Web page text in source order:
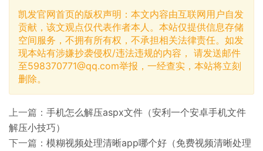
凯发官网首页的版权声明：本文内容由互联网用户自发
贡献，该文观点仅代表作者本人。本站仅提供信息存储
空间服务，不拥有所有权，不承担相关法律责任。如发
现本站有涉嫌抄袭侵权/违法违规的内容， 请发送邮件
至598370771@qq.com举报，一经查实，本站将立刻
删除。
上一篇： 手机怎么解压aspx文件（安利一个安卓手机文件
解压小技巧）
下一篇： 模糊视频处理清晰app哪个好（免费视频清晰处理